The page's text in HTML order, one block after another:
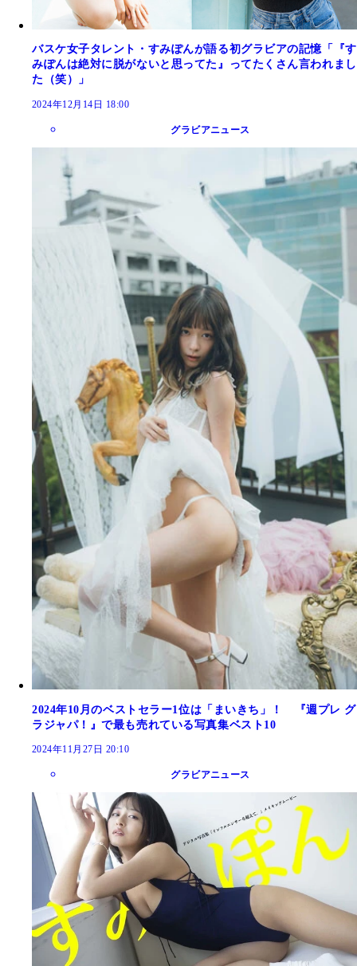
バスケ女子タレント・すみぽんが語る初グラビアの記憶「『す
みぽんは絶対に脱がないと思ってた』ってたくさん言われまし
た（笑）」
2024年12月14日 18:00
グラビアニュース
2024年10月のベストセラー1位は「まいきち」！ 『週プレ グ
ラジャパ！』で最も売れている写真集ベスト10
2024年11月27日 20:10
グラビアニュース